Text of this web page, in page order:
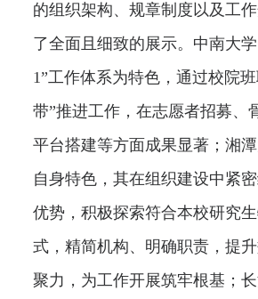
的组织架构、规章制度以及工
了全面且细致的展示。中南大学
1”工作体系为特色，通过校院
带”推进工作，在志愿者招募、
平台搭建等方面成果显著；湘
自身特色，其在组织建设中紧
优势，积极探索符合本校研究
式，精简机构、明确职责，提
聚力，为工作开展筑牢根基；